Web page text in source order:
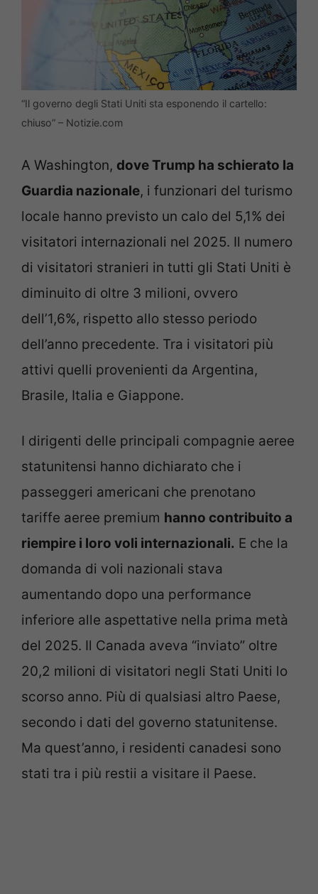
“Il governo degli Stati Uniti sta esponendo il cartello:
chiuso” – Notizie.com
A Washington, dove Trump ha schierato la
Guardia nazionale, i funzionari del turismo
locale hanno previsto un calo del 5,1% dei
visitatori internazionali nel 2025. Il numero
di visitatori stranieri in tutti gli Stati Uniti è
diminuito di oltre 3 milioni, ovvero
dell’1,6%, rispetto allo stesso periodo
dell’anno precedente. Tra i visitatori più
attivi quelli provenienti da Argentina,
Brasile, Italia e Giappone.
I dirigenti delle principali compagnie aeree
statunitensi hanno dichiarato che i
passeggeri americani che prenotano
tariffe aeree premium hanno contribuito a
riempire i loro voli internazionali. E che la
domanda di voli nazionali stava
aumentando dopo una performance
inferiore alle aspettative nella prima metà
del 2025. Il Canada aveva “inviato” oltre
20,2 milioni di visitatori negli Stati Uniti lo
scorso anno. Più di qualsiasi altro Paese,
secondo i dati del governo statunitense.
Ma quest’anno, i residenti canadesi sono
stati tra i più restii a visitare il Paese.